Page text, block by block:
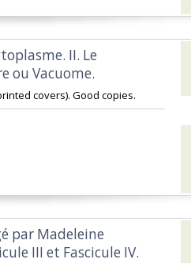
II. Le
ou Vacuome.‎
covers). Good copies.‎
par Madeleine
III et Fascicule IV.‎